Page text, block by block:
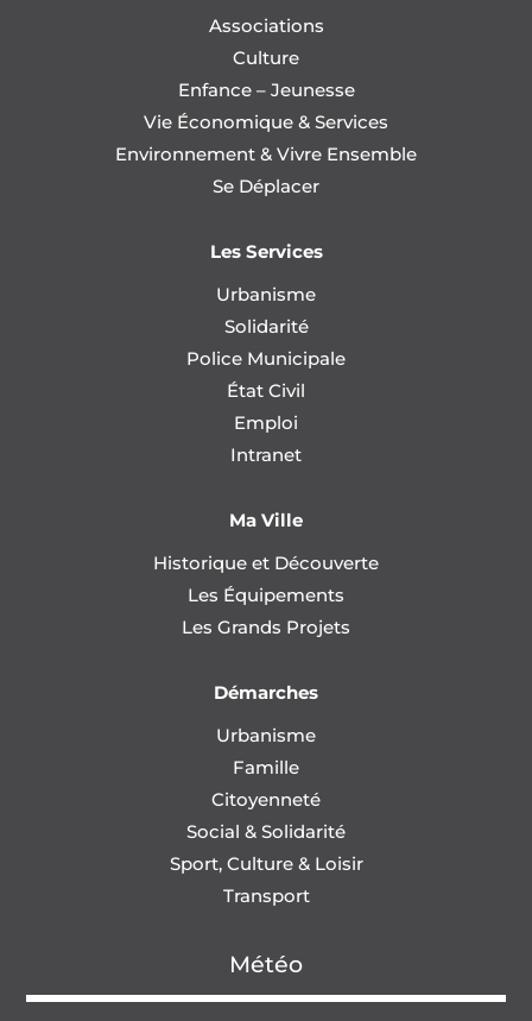
Associations
Culture
Enfance – Jeunesse
Vie Économique & Services
Environnement & Vivre Ensemble
Se Déplacer
Les Services
Urbanisme
Solidarité
Police Municipale
État Civil
Emploi
Intranet
Ma Ville
Historique et Découverte
Les Équipements
Les Grands Projets
Démarches
Urbanisme
Famille
Citoyenneté
Social & Solidarité
Sport, Culture & Loisir
Transport
Météo